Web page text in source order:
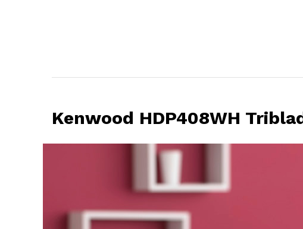
Kenwood HDP408WH